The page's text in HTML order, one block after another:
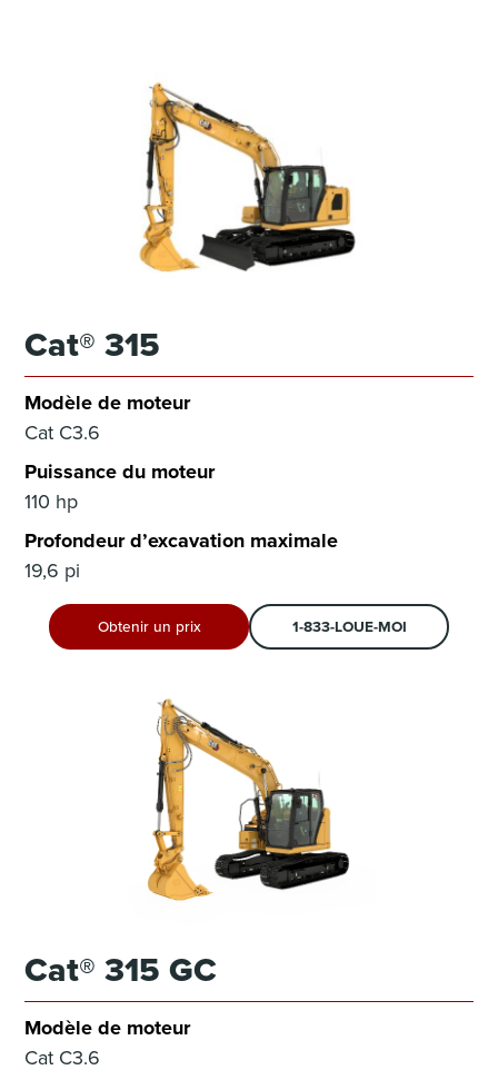
Cat® 315
Modèle de moteur
Cat C3.6
Puissance du moteur
110 hp
Profondeur d’excavation maximale
19,6 pi
Obtenir un prix 1-833-LOUE-MOI
Cat® 315 GC
Modèle de moteur
Cat C3.6